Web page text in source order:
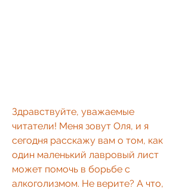
Здравствуйте, уважаемые
читатели! Меня зовут Оля, и я
сегодня расскажу вам о том, как
один маленький лавровый лист
может помочь в борьбе с
алкоголизмом. Не верите? А что,